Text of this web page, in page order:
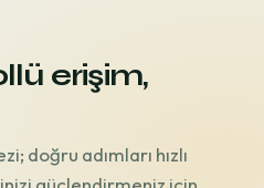
erişim,
doğru adımları hızlı